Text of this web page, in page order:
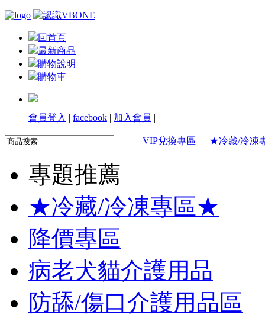
回首頁
最新商品
購物說明
購物車
會員登入 | facebook | 加入會員 |
VIP兌換專區 ★冷藏/冷凍
專題推薦
★冷藏/冷凍專區★
降價專區
病老犬貓介護用品
防舔/傷口介護用品區